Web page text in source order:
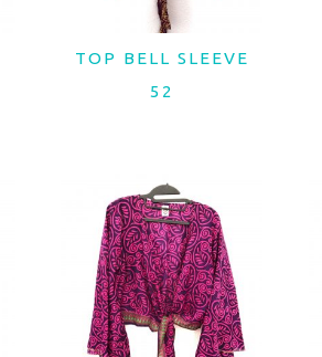
LER MAIS
TOP BELL SLEEVE
52